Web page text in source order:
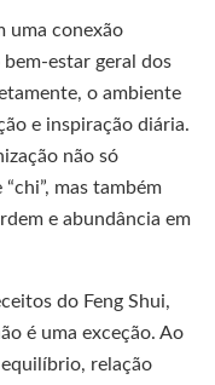
uma conexão
estar geral dos
o ambiente
e inspiração diária.
não só
mas também
e abundância em
do Feng Shui,
é uma exceção. Ao
relação